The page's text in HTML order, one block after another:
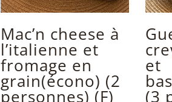
Mac’n cheese à
l’italienne et
fromage en
grain(écono) (2
personnes) (F)
et
(3